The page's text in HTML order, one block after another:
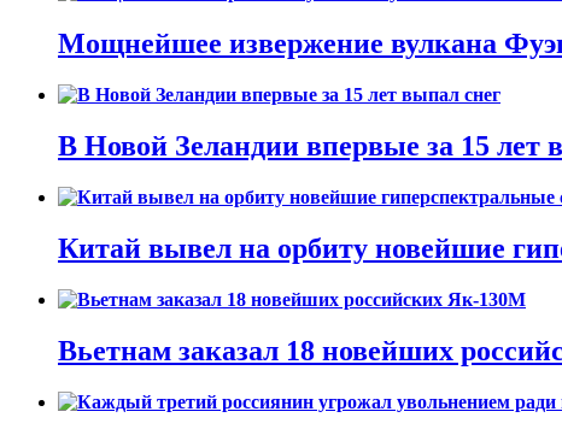
Мощнейшее извержение вулкана
В Новой Зеландии впервые за 15 лет
Китай вывел на орбиту новейшие
Вьетнам заказал 18 новейших